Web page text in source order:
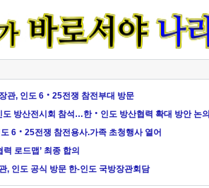
관, 인도 6‧25전쟁 참전부대 방문
도 방산전시회 참석…한‧인도 방산협력 확대 방안 논의
6‧25전쟁 참전용사.가족 초청행사 열어
력 로드맵’ 최종 합의
, 인도 공식 방문 한-인도 국방장관회담